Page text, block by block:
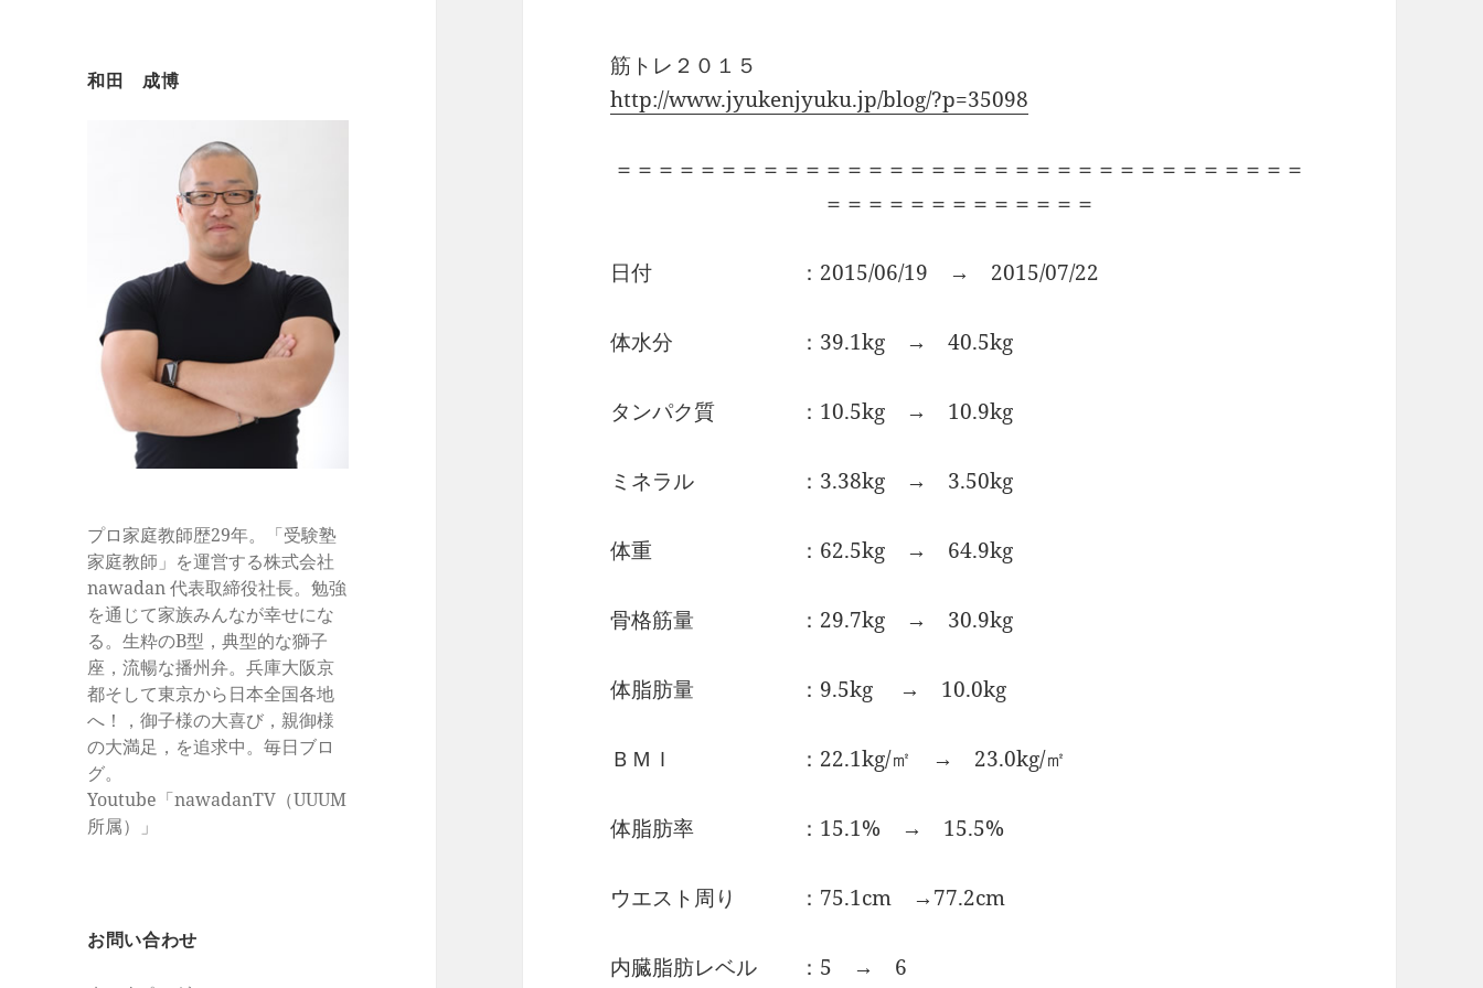
和田 成博
プロ家庭教師歴29年。「受験塾
家庭教師」を運営する株式会社
nawadan 代表取締役社長。勉強
を通じて家族みんなが幸せにな
る。生粋のB型，典型的な獅子
座，流暢な播州弁。兵庫大阪京
都そして東京から日本全国各地
へ！，御子様の大喜び，親御様
の大満足，を追求中。毎日ブロ
グ。
Youtube「nawadanTV（UUUM
所属）」
お問い合わせ
筋トレ２０１５
http://www.jyukenjyuku.jp/blog/?p=35098
＝＝＝＝＝＝＝＝＝＝＝＝＝＝＝＝＝＝＝＝＝＝＝＝＝＝＝＝＝＝＝＝＝
＝＝＝＝＝＝＝＝＝＝＝＝＝
日付 ：2015/06/19 → 2015/07/22
体水分 ：39.1kg → 40.5kg
タンパク質 ：10.5kg → 10.9kg
ミネラル ：3.38kg → 3.50kg
体重 ：62.5kg → 64.9kg
骨格筋量 ：29.7kg → 30.9kg
体脂肪量 ：9.5kg → 10.0kg
ＢＭＩ ：22.1kg/㎡ → 23.0kg/㎡
体脂肪率 ：15.1% → 15.5%
ウエスト周り ：75.1cm →77.2cm
内臓脂肪レベル ：5 → 6